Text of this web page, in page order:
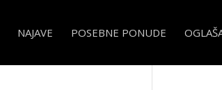
NAJAVE POSEBNE PONUDE